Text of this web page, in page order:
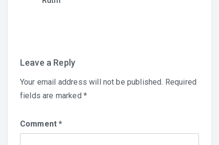
Leave a Reply
Your email address will not be published. Required
fields are marked *
Comment*